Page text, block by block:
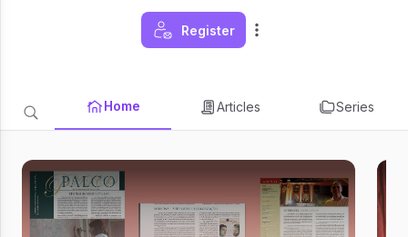
Register
Home Articles Series